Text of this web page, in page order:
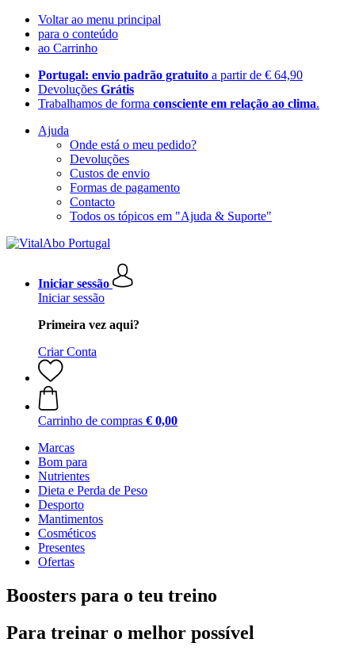
Voltar ao menu principal
para o conteúdo
ao Carrinho
Portugal: envio padrão gratuito a partir de € 64,90
Devoluções Grátis
Trabalhamos de forma consciente em relação ao clima.
Ajuda
Onde está o meu pedido?
Devoluções
Custos de envio
Formas de pagamento
Contacto
Todos os tópicos em "Ajuda & Suporte"
Iniciar sessão
Iniciar sessão
Primeira vez aqui?
Criar Conta
Carrinho de compras € 0,00
Marcas
Bom para
Nutrientes
Dieta e Perda de Peso
Desporto
Mantimentos
Cosméticos
Presentes
Ofertas
Boosters para o teu treino
Para treinar o melhor possível